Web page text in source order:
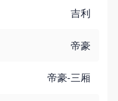
吉利
帝豪
帝豪-三厢